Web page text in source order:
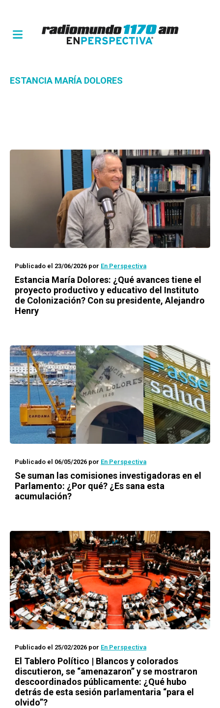
ESTANCIA MARÍA DOLORES
Publicado el 23/06/2026 por En Perspectiva
Estancia María Dolores: ¿Qué avances tiene el
proyecto productivo y educativo del Instituto
de Colonización? Con su presidente, Alejandro
Henry
Publicado el 06/05/2026 por En Perspectiva
Se suman las comisiones investigadoras en el
Parlamento: ¿Por qué? ¿Es sana esta
acumulación?
Publicado el 25/02/2026 por En Perspectiva
El Tablero Político | Blancos y colorados
discutieron, se “amenazaron” y se mostraron
descoordinados públicamente: ¿Qué hubo
detrás de esta sesión parlamentaria “para el
olvido”?